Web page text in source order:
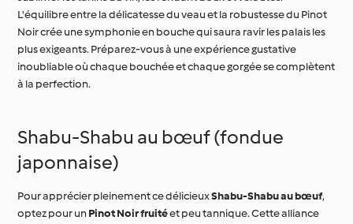
plus exigeants. Préparez-vous à une expérience gustative
inoubliable où chaque bouchée et chaque gorgée se complètent
à la perfection.
Shabu-Shabu au bœuf (fondue
Pour apprécier pleinement ce délicieux
optez pour unPinot Noir fruité
équilibrée mettra en valeur
saveur umami
délicieusement savoureuse souvent décrite comme "la